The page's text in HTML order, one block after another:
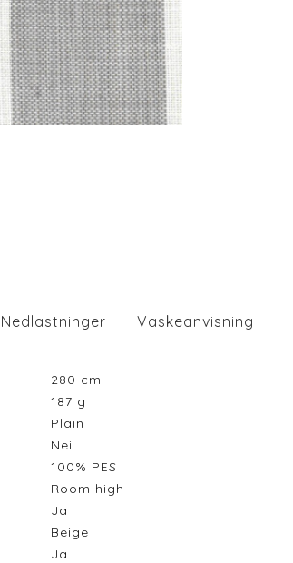
Nedlastninger Vaskeanvisning
280 cm
187 g
Plain
Nei
100% PES
Room high
Ja
Beige
Ja